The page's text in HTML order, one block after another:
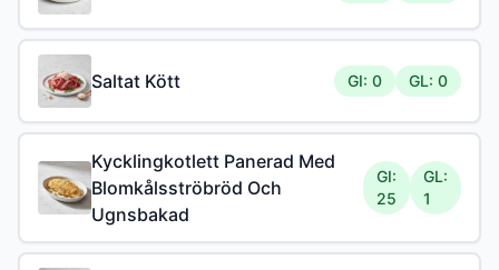
Saltat Kött GI: 0 GL: 0
Kycklingkotlett Panerad Med
Blomkålsströbröd Och
Ugnsbakad
GI:
25
GL:
1